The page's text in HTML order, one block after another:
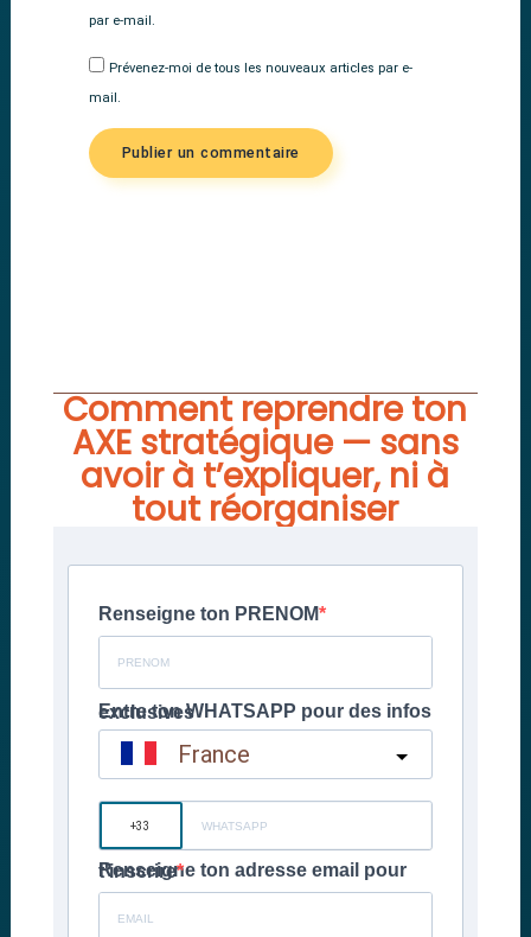
par e-mail.
Prévenez-moi de tous les nouveaux articles par e-
mail.
Comment reprendre ton
AXE stratégique — sans
avoir à t’expliquer, ni à
tout réorganiser​
Renseigne ton PRENOM
Entre ton WHATSAPP pour des infos exclusives
France
Renseigne ton adresse email pour t'inscrire